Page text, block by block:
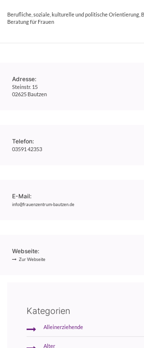
Berufliche, soziale, kulturelle und politische Orientierung,
Beratung für Frauen
Adresse:
Steinstr. 15
02625 Bautzen
Telefon:
03591 42353
E-Mail:
info@frauenzentrum-bautzen.de
Webseite:
Zur Webseite
Kategorien
Alleinerziehende
Alter